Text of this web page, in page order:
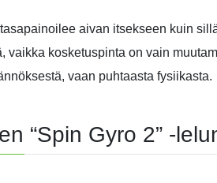
aivan itsekseen kuin
vaikka kosketuspinta on vain
vaan puhtaasta fysiikasta.
“Spin Gyro 2” -